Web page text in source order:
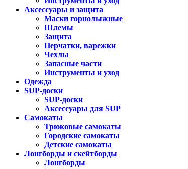
Аксессуары и защита
Маски горнолыжные
Шлемы
Защита
Перчатки, варежки
Чехлы
Запасные части
Инструменты и уход
Одежда
SUP-доски
SUP-доски
Аксессуары для SUP
Самокаты
Трюковые самокаты
Городские самокаты
Детские самокаты
Лонгборды и скейтборды
Лонгборды